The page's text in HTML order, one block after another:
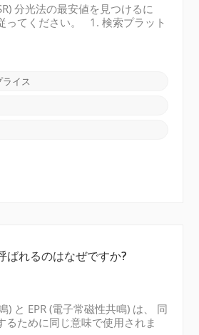
分光法の最安値を見つけるに
ってください。 1. 検索プラット
ンで「電子スピン共鳴 (ESR) 分
葉を使用してニーズを説明する
な、認知された価格で適切なEPR
けることができます。 2. オンラ
マーケットプレイスをチェック
分光法を含むさまざまな科学技
較できます。例には、
などが含まれます。次に
ライス
ばれるのはなぜですか?
) と EPR (電子常磁性共鳴) は、 同
るために同じ意味で使用されま